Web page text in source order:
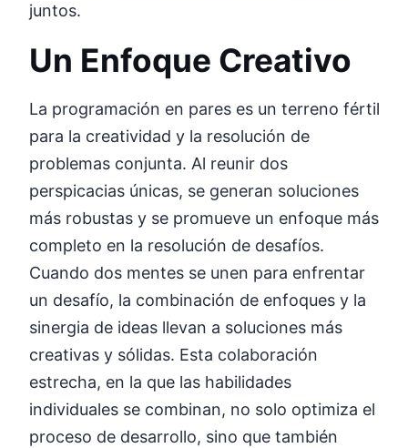
juntos.
Un Enfoque Creativo
La programación en pares es un terreno fértil
para la creatividad y la resolución de
problemas conjunta. Al reunir dos
perspicacias únicas, se generan soluciones
más robustas y se promueve un enfoque más
completo en la resolución de desafíos.
Cuando dos mentes se unen para enfrentar
un desafío, la combinación de enfoques y la
sinergia de ideas llevan a soluciones más
creativas y sólidas. Esta colaboración
estrecha, en la que las habilidades
individuales se combinan, no solo optimiza el
proceso de desarrollo, sino que también